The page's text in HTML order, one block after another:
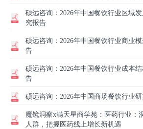
硕远咨询： 2026年中国餐饮行业区域
究报告
硕远咨询： 2026年中国餐饮行业商业
告
硕远咨询： 2026年中国餐饮行业成本
告
硕远咨询： 2026年中国商场餐饮行业
魔镜洞察x满天星商学苑： 医药行业：
人群，把握医药线上增长新机遇